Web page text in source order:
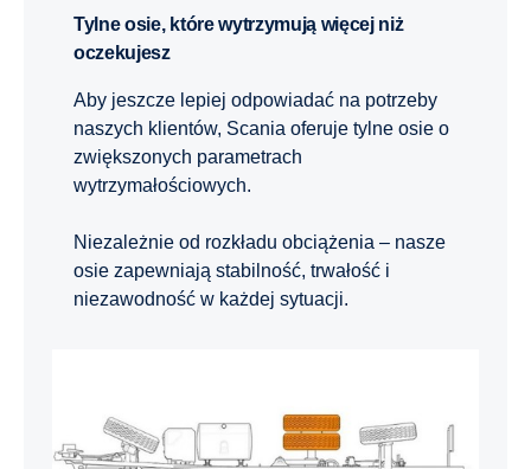
Tylne osie, które wytrzymują więcej niż
oczekujesz
Aby jeszcze lepiej odpowiadać na potrzeby
naszych klientów, Scania oferuje tylne osie o
zwiększonych parametrach
wytrzymałościowych.
Niezależnie od rozkładu obciążenia – nasze
osie zapewniają stabilność, trwałość i
niezawodność w każdej sytuacji.